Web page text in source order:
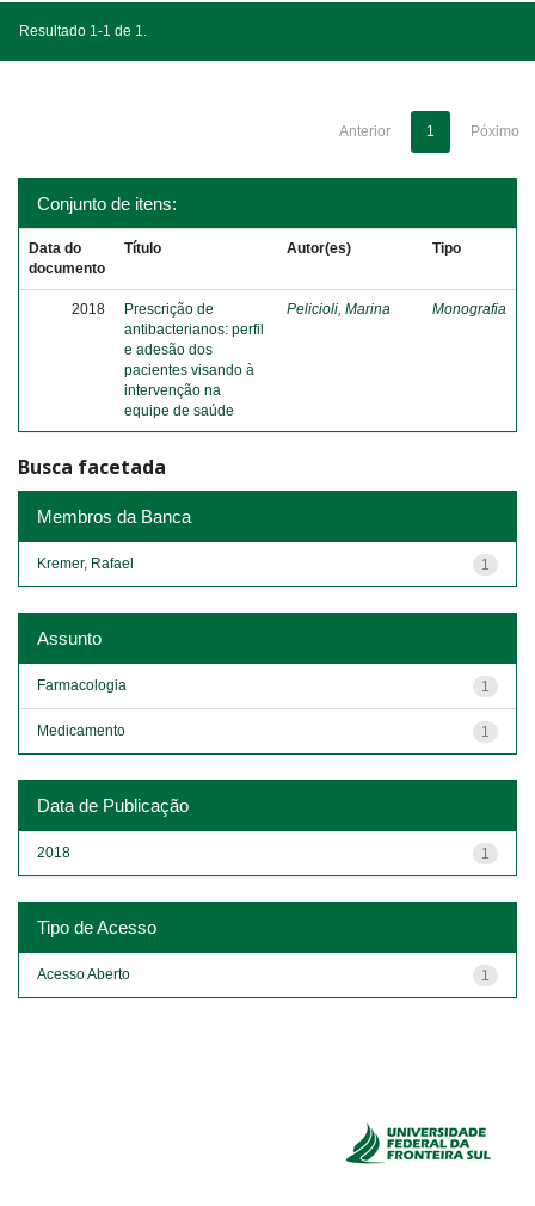
Resultado 1-1 de 1.
Anterior 1 Póximo
Conjunto de itens:
Data do
documento
Título Autor(es) Tipo
2018
Prescrição de
antibacterianos: perfil
e adesão dos
pacientes visando à
intervenção na
equipe de saúde
Pelicioli, Marina Monografia
Busca facetada
Membros da Banca
1
Kremer, Rafael
Assunto
1
Farmacologia
1
Medicamento
Data de Publicação
1
2018
Tipo de Acesso
1
Acesso Aberto